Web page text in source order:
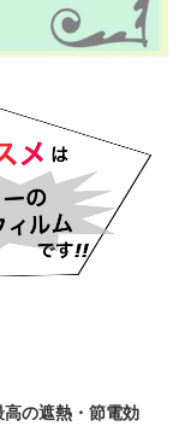
の遮熱・節電効